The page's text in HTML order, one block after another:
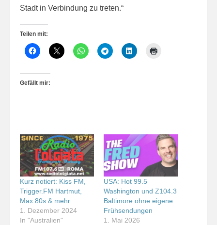
Stadt in Verbindung zu treten.“
Teilen mit:
Gefällt mir:
Kurz notiert: Kiss FM,
Trigger.FM Hartmut,
Max 80s & mehr
1. Dezember 2024
In "Australien"
USA: Hot 99.5
Washington und Z104.3
Baltimore ohne eigene
Frühsendungen
1. Mai 2026